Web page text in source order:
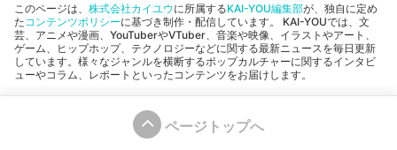
このページは、 株式会社カイユウに所属するKAI-YOU編集部が、独自に定め
た コンテンツポリシーに基づき制作・配信しています。 KAI-YOUでは、文
芸、アニメや漫画、YouTuberやVTuber、音楽や映像、イラストやアート、
ゲーム、ヒップホップ、テクノロジーなどに関する最新ニュースを毎日更新
しています。様々なジャンルを横断するポップカルチャーに関するインタビ
ューやコラム、レポートといったコンテンツをお届けします。
ページトップへ